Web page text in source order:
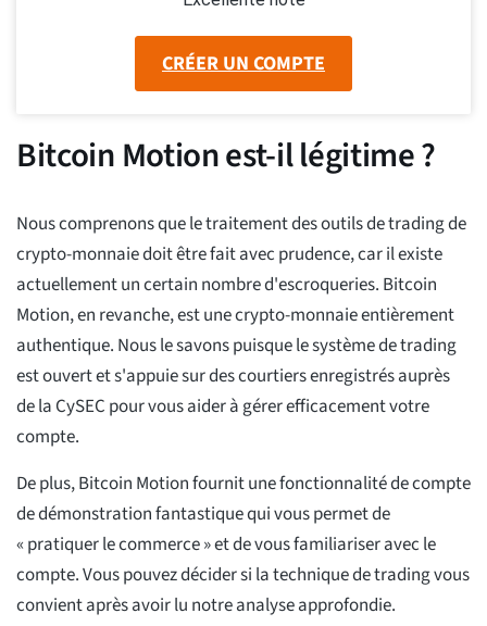
CRÉER UN COMPTE
Bitcoin Motion est-il légitime ?
Nous comprenons que le traitement des outils de trading de
crypto-monnaie doit être fait avec prudence, car il existe
actuellement un certain nombre d'escroqueries. Bitcoin
Motion, en revanche, est une crypto-monnaie entièrement
authentique. Nous le savons puisque le système de trading
est ouvert et s'appuie sur des courtiers enregistrés auprès
de la CySEC pour vous aider à gérer efficacement votre
compte.
De plus, Bitcoin Motion fournit une fonctionnalité de compte
de démonstration fantastique qui vous permet de
« pratiquer le commerce » et de vous familiariser avec le
compte. Vous pouvez décider si la technique de trading vous
convient après avoir lu notre analyse approfondie.